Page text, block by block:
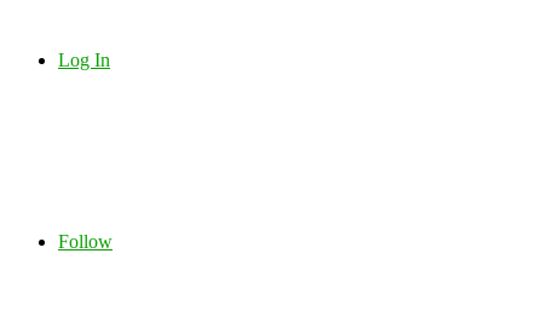
Log In
Follow